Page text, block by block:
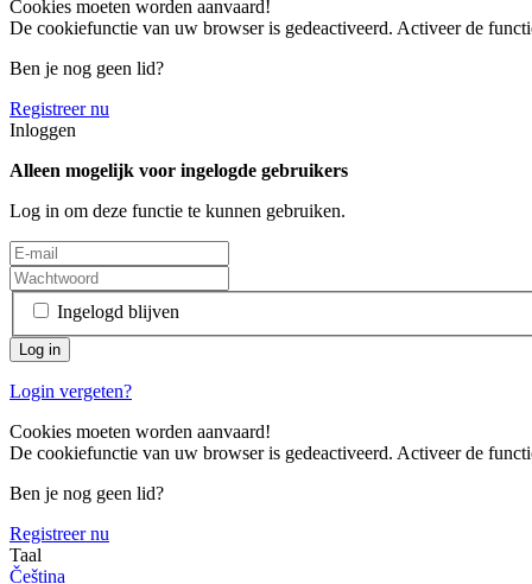
Cookies moeten worden aanvaard!
De cookiefunctie van uw browser is gedeactiveerd. Activeer de
Ben je nog geen lid?
Registreer nu
Inloggen
Alleen mogelijk voor ingelogde gebruikers
Log in om deze functie te kunnen gebruiken.
Ingelogd blijven
Login vergeten?
Cookies moeten worden aanvaard!
De cookiefunctie van uw browser is gedeactiveerd. Activeer de
Ben je nog geen lid?
Registreer nu
Taal
Čeština